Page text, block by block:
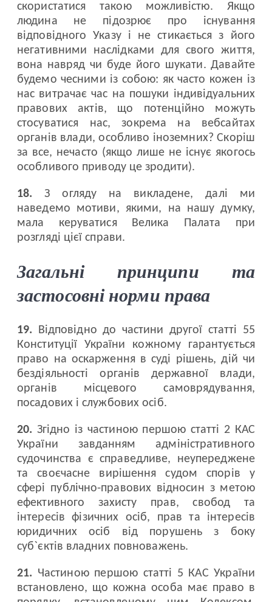
скористатися такою можливістю. Якщо
людина не підозрює про існування
відповідного Указу і не стикається з його
негативними наслідками для свого життя,
вона навряд чи буде його шукати. Давайте
будемо чесними із собою: як часто кожен із
нас витрачає час на пошуки індивідуальних
правових актів, що потенційно можуть
стосуватися нас, зокрема на вебсайтах
органів влади, особливо іноземних? Скоріш
за все, нечасто (якщо лише не існує якогось
особливого приводу це зродити).
18.З огляду на викладене, далі ми
наведемо мотиви, якими, на нашу думку,
мала керуватися Велика Палата при
розгляді цієї справи.
Загальні принципи та
застосовні норми права
19.
Відповідно до частини другої статті 55
Конституції України кожному гарантується
право на оскарження в суді рішень, дій чи
бездіяльності органів державної влади,
органів місцевого самоврядування,
посадових і службових осіб.
20. Згідно із частиною першою статті 2 КАС
України завданням адміністративного
судочинства є справедливе, неупереджене
та своєчасне вирішення судом спорів у
сфері публічно-правових відносин з метою
ефективного захисту прав, свобод та
інтересів фізичних осіб, прав та інтересів
юридичних осіб від порушень з боку
суб`єктів владних повноважень.
21. Частиною першою статті 5 КАС України
встановлено, що кожна особа має право в